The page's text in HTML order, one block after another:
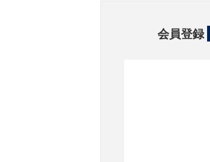
会員登録